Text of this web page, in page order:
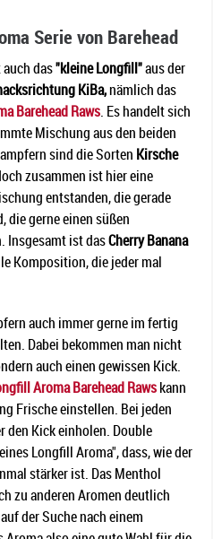
Serie von Barehead
das"kleine Longfill"aus der
KiBa,nämlich das
Barehead Raws. Es handelt sich
Mischung aus den beiden
sind die Sorten Kirsche
zusammen ist hier eine
entstanden, die gerade
die gerne einen süßen
Insgesamt ist dasCherry Banana
Komposition, die jeder mal
auch immer gerne im fertig
Dabei bekommen man nicht
auch einen gewissen Kick.
Aroma Barehead Rawskann
Frische einstellen. Bei jeden
den Kick einholen. Double
Longfill Aroma", dass, wie der
stärker ist. Das Menthol
zu anderen Aromen deutlich
der Suche nach einem